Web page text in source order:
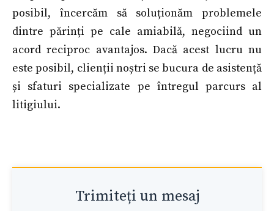
posibil, încercăm să soluționăm problemele
dintre părinți pe cale amiabilă, negociind un
acord reciproc avantajos. Dacă acest lucru nu
este posibil, clienții noștri se bucura de asistență
și sfaturi specializate pe întregul parcurs al
litigiului.
Trimiteți un mesaj